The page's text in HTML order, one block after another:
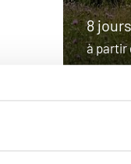
8
à partir